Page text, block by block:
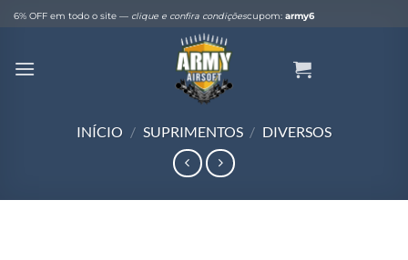
Skip6% OFF em todo o site — clique e confira condiçõescupom: army6
INÍCIO / SUPRIMENTOS / DIVERSOS